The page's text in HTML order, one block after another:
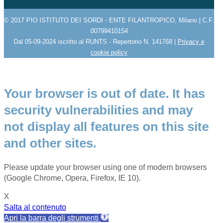
© 2017 PIO ISTITUTO DEI SORDI - ENTE FILANTROPICO, Milano | C.F.
00799410154
Dal 05-09-2024 iscritto al RUNTS - Repertorio N. 141768 | Privacy e
cookie policy
Your browser is out of date. It has
security vulnerabilities and may
not display all features on this site
and other sites.
Please update your browser using one of modern browsers
(Google Chrome, Opera, Firefox, IE 10).
X
Salta al contenuto
Apri la barra degli strumenti